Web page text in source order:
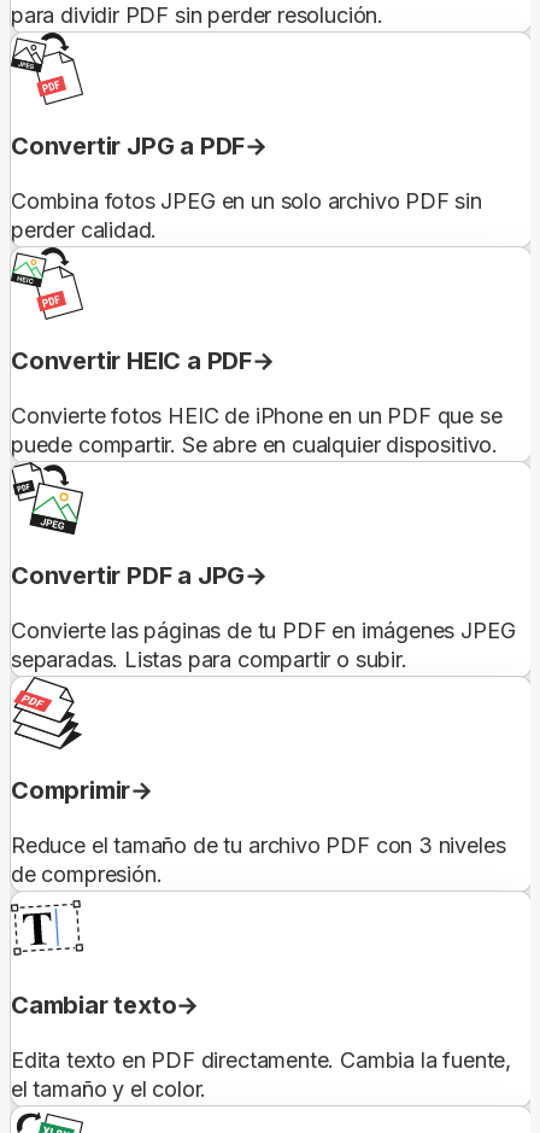
para dividir PDF sin perder resolución.
Convertir JPG a PDF
Combina fotos JPEG en un solo archivo PDF sin
perder calidad.
Convertir HEIC a PDF
Convierte fotos HEIC de iPhone en un PDF que se
puede compartir. Se abre en cualquier dispositivo.
Convertir PDF a JPG
Convierte las páginas de tu PDF en imágenes JPEG
separadas. Listas para compartir o subir.
Comprimir
Reduce el tamaño de tu archivo PDF con 3 niveles
de compresión.
Cambiar texto
Edita texto en PDF directamente. Cambia la fuente,
el tamaño y el color.